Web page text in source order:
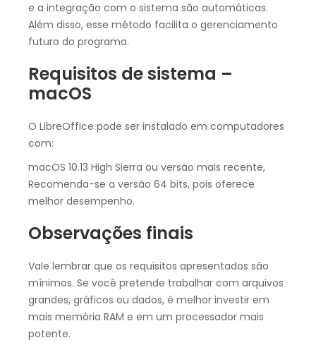
e a integração com o sistema são automáticas.
Além disso, esse método facilita o gerenciamento
futuro do programa.
Requisitos de sistema –
macOS
O LibreOffice pode ser instalado em computadores
com:
macOS 10.13 High Sierra ou versão mais recente,
Recomenda-se a versão 64 bits, pois oferece
melhor desempenho.
Observações finais
Vale lembrar que os requisitos apresentados são
mínimos. Se você pretende trabalhar com arquivos
grandes, gráficos ou dados, é melhor investir em
mais memória RAM e em um processador mais
potente.